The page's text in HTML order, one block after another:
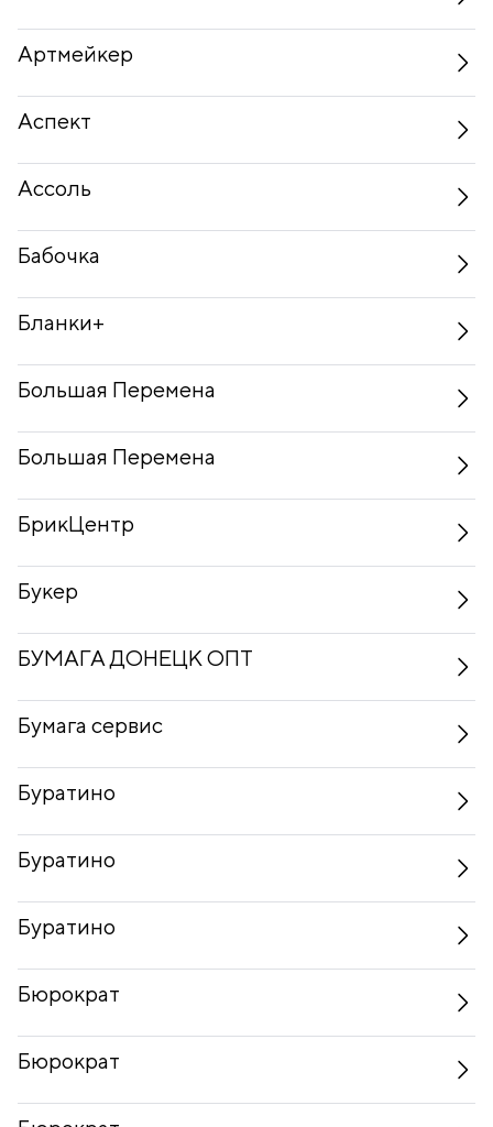
Артмейкер
Аспект
Ассоль
Бабочка
Бланки+
Большая Перемена
Большая Перемена
БрикЦентр
Букер
БУМАГА ДОНЕЦК ОПТ
Бумага сервис
Буратино
Буратино
Буратино
Бюрократ
Бюрократ